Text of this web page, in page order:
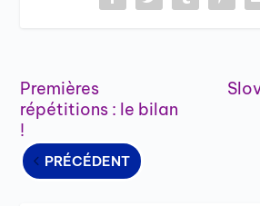
Premières
répétitions : le bilan
!
PRÉCÉDENT